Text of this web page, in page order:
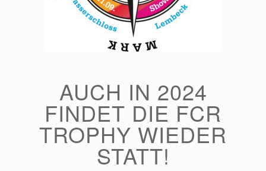
AUCH IN 2024
FINDET DIE FCR
TROPHY WIEDER
STATT!